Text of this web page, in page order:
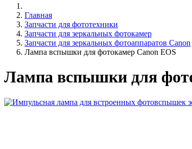
Главная
Запчасти для фототехники
Запчасти для зеркальных фотокамер
Запчасти для зеркальных фотоаппаратов Canon
Лампа вспышки для фотокамер Canon EOS
Лампа вспышки для